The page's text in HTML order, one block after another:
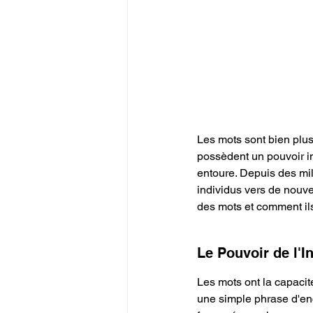
Les mots sont bien
possèdent un pouvoir
entoure. Depuis des
individus vers de
des mots et comment
Le Pouvoir de
Les mots ont la
une simple phrase